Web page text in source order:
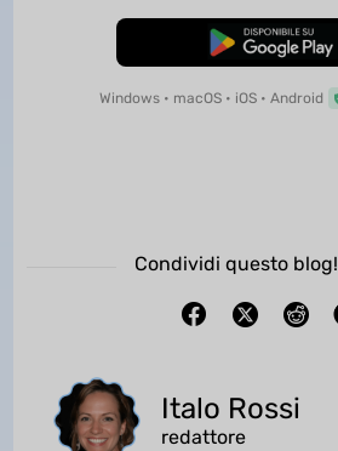
Download Gratis
Windows • macOS • iOS • Android
Condividi questo blog!
Italo Rossi
redattore